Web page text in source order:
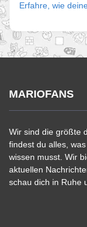
Erfahre, wie
MARIOFANS
Wir sind die größte
findest du alles,
wissen musst. Wir
aktuellen
schau dich in Ruhe